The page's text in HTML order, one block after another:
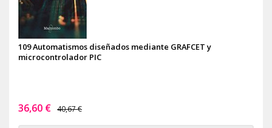
109 Automatismos diseñados mediante GRAFCET y
microcontrolador PIC
36,60 € 40,67 €